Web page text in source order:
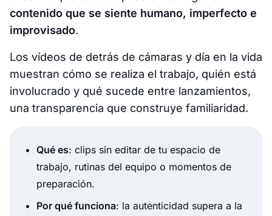
contenido que se siente humano, imperfecto e
improvisado.
Los vídeos de detrás de cámaras y día en la vida
muestran cómo se realiza el trabajo, quién está
involucrado y qué sucede entre lanzamientos,
una transparencia que construye familiaridad.
Qué es: clips sin editar de tu espacio de
trabajo, rutinas del equipo o momentos de
preparación.
Por qué funciona: la autenticidad supera a la